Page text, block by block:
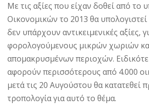
Με τις αξίες που είχαν δοθεί από το
Οικονομικών το 2013 θα
δεν υπάρχουν αντικειμενικές αξίες,
φορολογούμενους μικρών χωριών
απομακρυσμένων περιοχών.
αφορούν περισσότερους από 4.000
μετά τις 20 Αυγούστου θα κατατεθεί
τροπολογία για αυτό το θέμα.